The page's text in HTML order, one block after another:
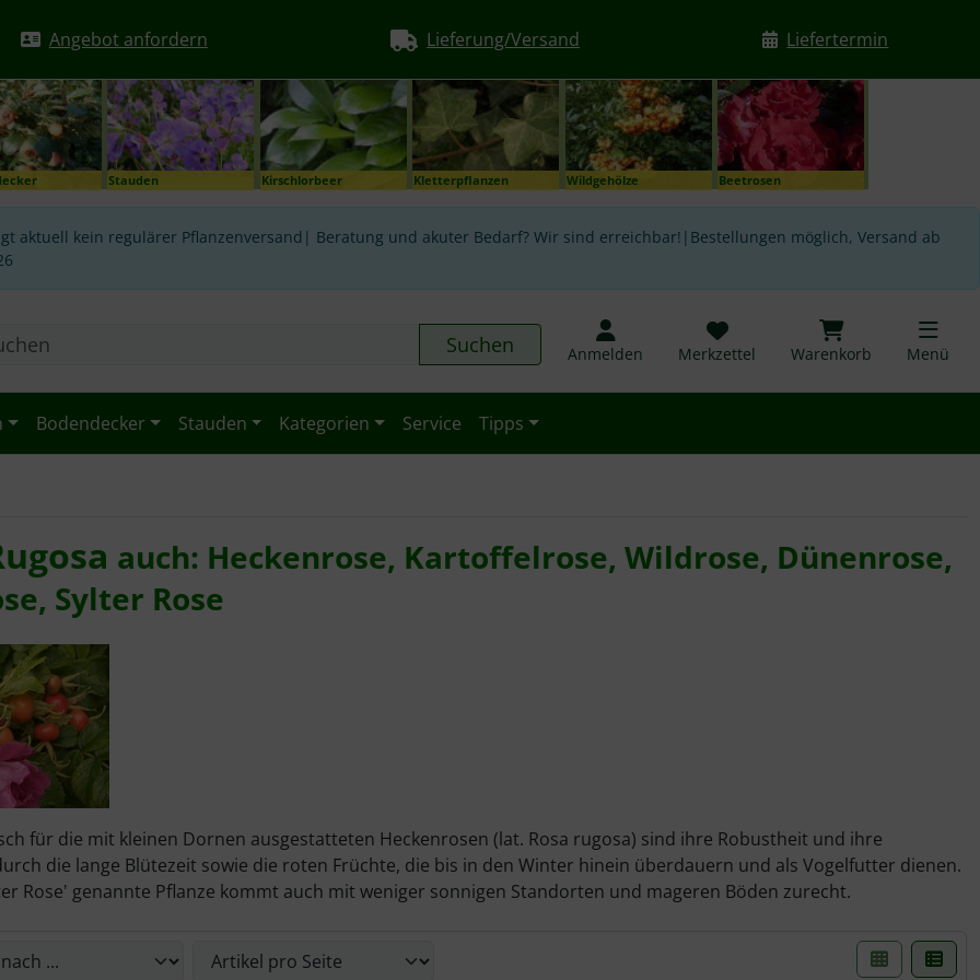
Angebot anfordern Lieferung/Versand Liefertermin
Stauden Kirschlorbeer Kletterpflanzen Wildgehölze Beetrosen
aktuell kein regulärer Pflanzenversand| Beratung und akuter Bedarf? Wir sind erreichbar!|Bestellungen möglich, Versand ab
Suchen Anmelden Merkzettel Warenkorb Menü
Bodendecker Stauden Kategorien Service Tipps
auch: Heckenrose, Kartoffelrose, Wildrose, Dünenrose,
Sylter Rose
für die mit kleinen Dornen ausgestatteten Heckenrosen (lat. Rosa rugosa) sind ihre Robustheit und ihre
die lange Blütezeit sowie die roten Früchte, die bis in den Winter hinein überdauern und als Vogelfutter dienen.
Rose' genannte Pflanze kommt auch mit weniger sonnigen Standorten und mageren Böden zurecht.
die nachfolgenden Artikel umsortiert werden und zwischen einer Box- oder Listenansicht gewählt werden.